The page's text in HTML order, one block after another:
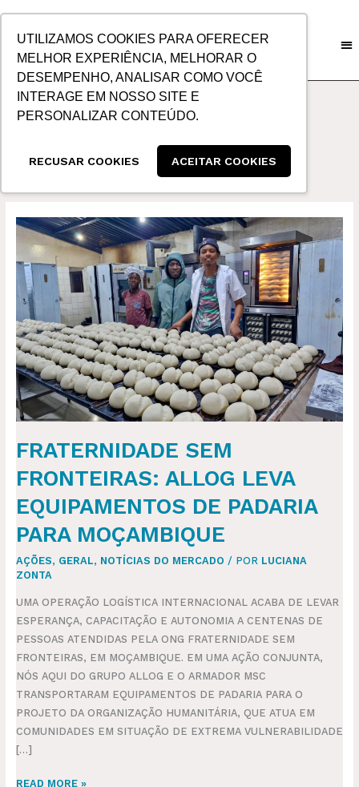
UTILIZAMOS COOKIES PARA OFERECER
MELHOR EXPERIÊNCIA, MELHORAR O
DESEMPENHO, ANALISAR COMO VOCÊ
INTERAGE EM NOSSO SITE E
PERSONALIZAR CONTEÚDO.
RECUSAR COOKIES ACEITAR COOKIES
CONTEÚDO
FRATERNIDADE SEM
FRONTEIRAS: ALLOG LEVA
EQUIPAMENTOS DE PADARIA
PARA MOÇAMBIQUE
AÇÕES, GERAL, NOTÍCIAS DO MERCADO / POR LUCIANA
ZONTA
UMA OPERAÇÃO LOGÍSTICA INTERNACIONAL ACABA DE LEVAR
ESPERANÇA, CAPACITAÇÃO E AUTONOMIA A CENTENAS DE
PESSOAS ATENDIDAS PELA ONG FRATERNIDADE SEM
FRONTEIRAS, EM MOÇAMBIQUE. EM UMA AÇÃO CONJUNTA,
NÓS AQUI DO GRUPO ALLOG E O ARMADOR MSC
TRANSPORTARAM EQUIPAMENTOS DE PADARIA PARA O
PROJETO DA ORGANIZAÇÃO HUMANITÁRIA, QUE ATUA EM
COMUNIDADES EM SITUAÇÃO DE EXTREMA VULNERABILIDADE
[…]
FRATERNIDADE
SEM
FRONTEIRAS:
ALLOG
LEVA
EQUIPAMENTOS
DE
PADARIA
PARA
MOÇAMBIQUE
READ MORE »